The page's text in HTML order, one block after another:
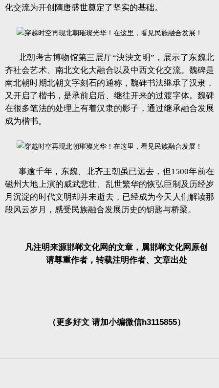
化交流为开创隋唐盛世奠定了坚实的基础。
北朝考古博物馆第三展厅“泱泱文明”，展示了东魏北
齐社会艺术、南北文化大融合以及中西文化交流。魏碑是
南北朝时期北朝文字刻石的通称，魏碑书法继承了汉隶，
又开启了楷书，是承前启后、继往开来的过渡字体。魏碑
在很多笔法的处理上有着汉隶的影子，通过继承融合发展
成为楷书。
事逾千年，东魏、北齐王朝虽已远去，但1500年前在
磁州大地上演的威武悲壮、乱世繁华的恢弘巨制及历经岁
月沉淀的时代文明却并未逝去，已经成为今天人们解读那
段风云岁月，感受民族融合发展历史的钥匙与桥梁。
凡注明来源邯郸文化网的文章，属邯郸文化网原创
请尊重作者，转载注明作者、文章出处
（更多好文 请加小编微信h3115855）